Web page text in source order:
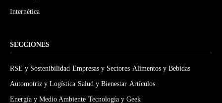
Internética
SECCIONES
RSE y Sostenibilidad Empresas y Sectores Alimentos y Bebidas
Automotriz y Logística Salud y Bienestar Artículos
Energía y Medio Ambiente Tecnología y Geek